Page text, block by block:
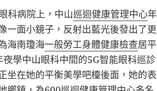
科病院上，中山巡迴健康管理中心年
一面小鏡子，反射出藍光後發出了更
海南瓊海一般勞工身體健康檢查居平
學中山眼科中間的5G智能眼科巡診
坐在她的平衡美學吧檯後面，她的表